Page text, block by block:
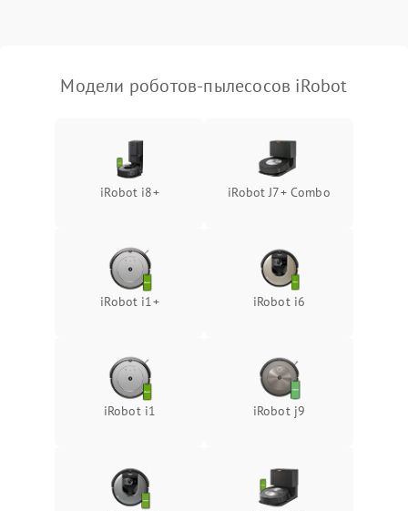
Модели роботов-пылесосов iRobot
iRobot i8+ iRobot J7+ Combo
iRobot i1+ iRobot i6
iRobot i1 iRobot j9